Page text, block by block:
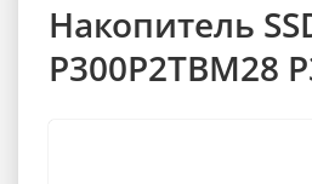
Накопитель
P300P2TBM28